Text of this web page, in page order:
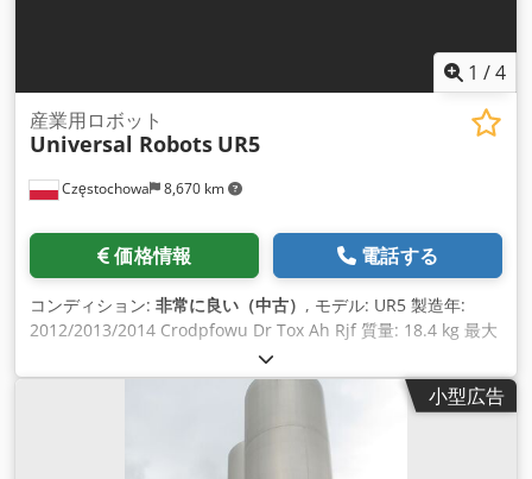
1 /4
Częstochowa 8,670 km
産業用ロボット
Universal Robots UR5
価格情報 電話する
コンディション: 非常に良い（中古） , モデル: UR5 製造年:
2012/2013/2014 Crodpfowu Dr Tox Ah Rjf 質量: 18.4 kg 最大
可搬重量: 5 kg リーチ: 850 mm 数量: 4台
小型広告